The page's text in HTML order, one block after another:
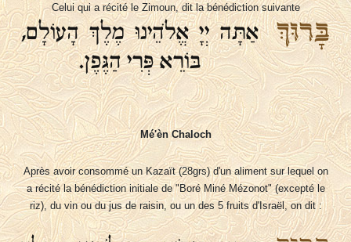
Celui qui a récité le Zimoun, dit la bénédiction suivante
בָּרוּךְאַתָּה יְיָ אֱלֹהֵינוּ מֶלֶךְ הָעוֹלָם,
בּוֹרֵא פְּרִי הַגֶּפֶן.
Mé'èn Chaloch
Après avoir consommé un Kazaït (28grs) d'un aliment sur lequel on
a récité la bénédiction initiale de "Boré Miné Mézonot" (excepté le
riz), du vin ou du jus de raisin, ou un des 5 fruits d'Israël, on dit :